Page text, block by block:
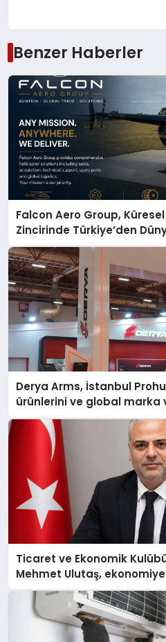
Benzer Haberler
Falcon Aero Group,
Zincirinde Türkiye’den
Derya Arms, İstanbul
ürünlerini ve global marka
Ticaret ve Ekonomik
Mehmet Ulutaş,
açıklamada şunları